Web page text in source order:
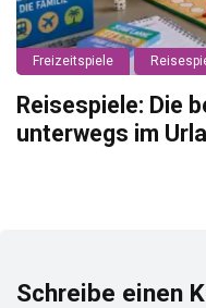
Freizeitspiele
Reisespiele: Die
unterwegs im
Schreibe einen